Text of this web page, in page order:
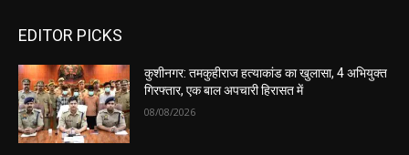
EDITOR PICKS
कुशीनगर: तमकुहीराज हत्याकांड का खुलासा, 4 अभियुक्त
गिरफ्तार, एक बाल अपचारी हिरासत में
08/08/2026